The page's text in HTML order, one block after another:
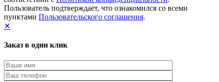
Пользователь подтверждает, что ознакомился со всеми
пунктами Пользовательского соглашения.
✕
Заказ в один клик